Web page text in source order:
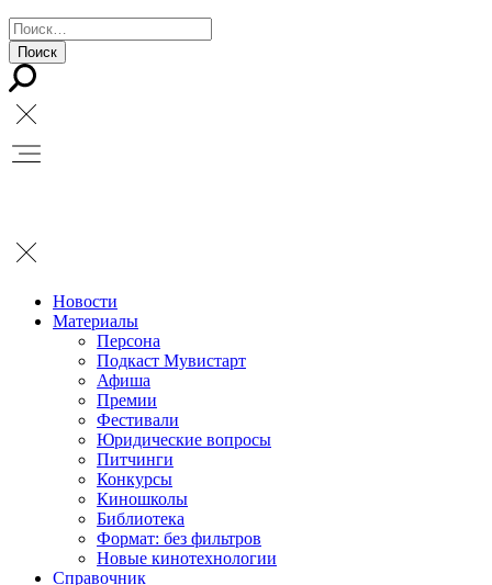
Новости
Материалы
Персона
Подкаст Мувистарт
Афиша
Премии
Фестивали
Юридические вопросы
Питчинги
Конкурсы
Киношколы
Библиотека
Формат: без фильтров
Новые кинотехнологии
Справочник